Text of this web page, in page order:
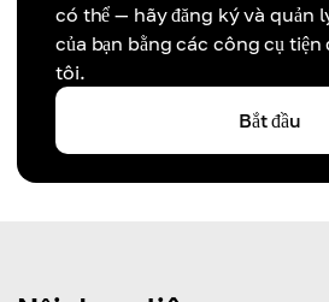
có thể — hãy đăng ký và quản
của bạn bằng các công cụ
tôi.
Bắt đầu